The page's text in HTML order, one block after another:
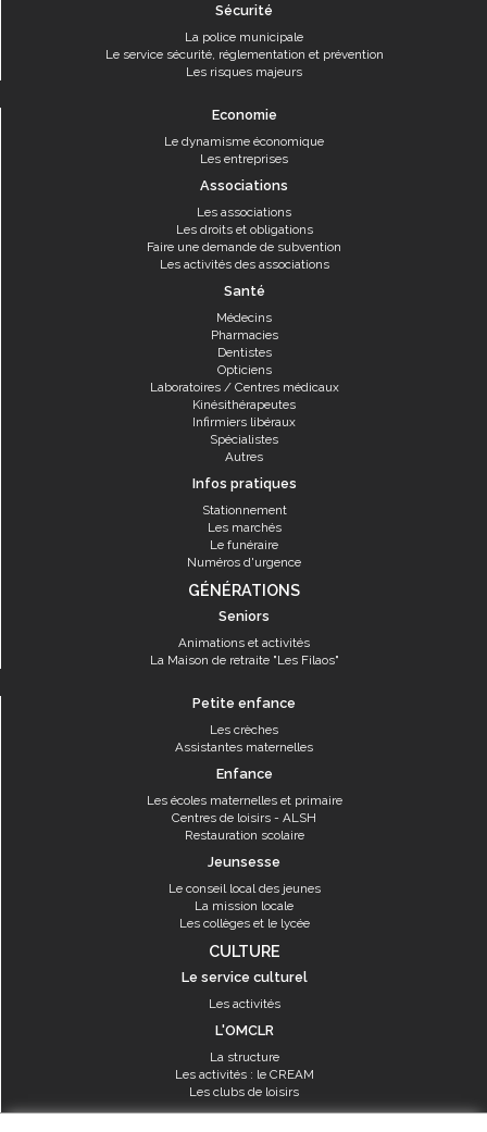
Sécurité
La police municipale
Le service sécurité, réglementation et prévention
Les risques majeurs
Economie
Le dynamisme économique
Les entreprises
Associations
Les associations
Les droits et obligations
Faire une demande de subvention
Les activités des associations
Santé
Médecins
Pharmacies
Dentistes
Opticiens
Laboratoires / Centres médicaux
Kinésithérapeutes
Infirmiers libéraux
Spécialistes
Autres
Infos pratiques
Stationnement
Les marchés
Le funéraire
Numéros d'urgence
GÉNÉRATIONS
Seniors
Animations et activités
La Maison de retraite "Les Filaos"
Petite enfance
Les crèches
Assistantes maternelles
Enfance
Les écoles maternelles et primaire
Centres de loisirs - ALSH
Restauration scolaire
Jeunsesse
Le conseil local des jeunes
La mission locale
Les collèges et le lycée
CULTURE
Le service culturel
Les activités
L'OMCLR
La structure
Les activités : le CREAM
Les clubs de loisirs
SPORT